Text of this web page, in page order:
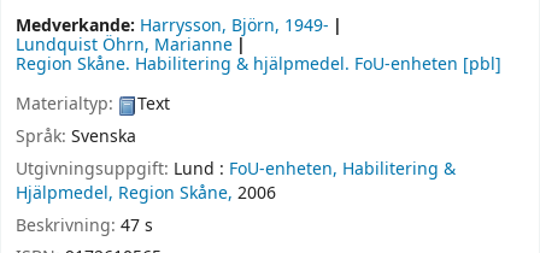
Medverkande: Harrysson, Björn, 1949-
Lundquist Öhrn, Marianne
Region Skåne. Habilitering & hjälpmedel. FoU-enheten [pbl]
Materialtyp:
Text
Språk: Svenska
Utgivningsuppgift: Lund : FoU-enheten, Habilitering &
Hjälpmedel, Region Skåne, 2006
Beskrivning: 47 s